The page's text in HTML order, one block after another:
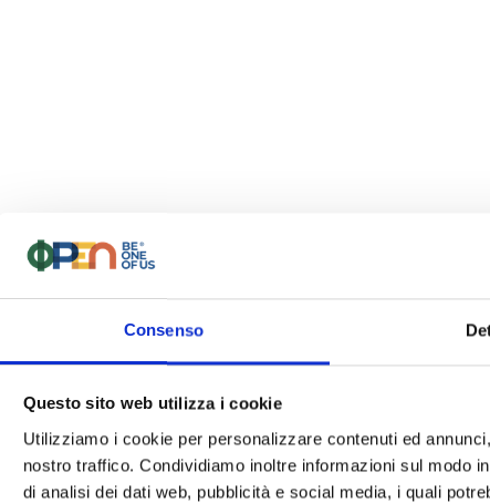
Consenso
Questo sito web utilizza i cookie
Utilizziamo i cookie per personalizzare contenuti ed
nostro traffico. Condividiamo inoltre informazioni sul modo
di analisi dei dati web, pubblicità e social media, i quali
L’energia del futuro nasce da impianti capaci non solo di
progetto rappresenta concretamente la visione del Gruppo:
impianto fotovoltaico a terra da 1.981 kWp
, realizzato
su pali e
sistema ad inseguimento monoassiale , pensato
massimizzare la produzione energetica seguendo il